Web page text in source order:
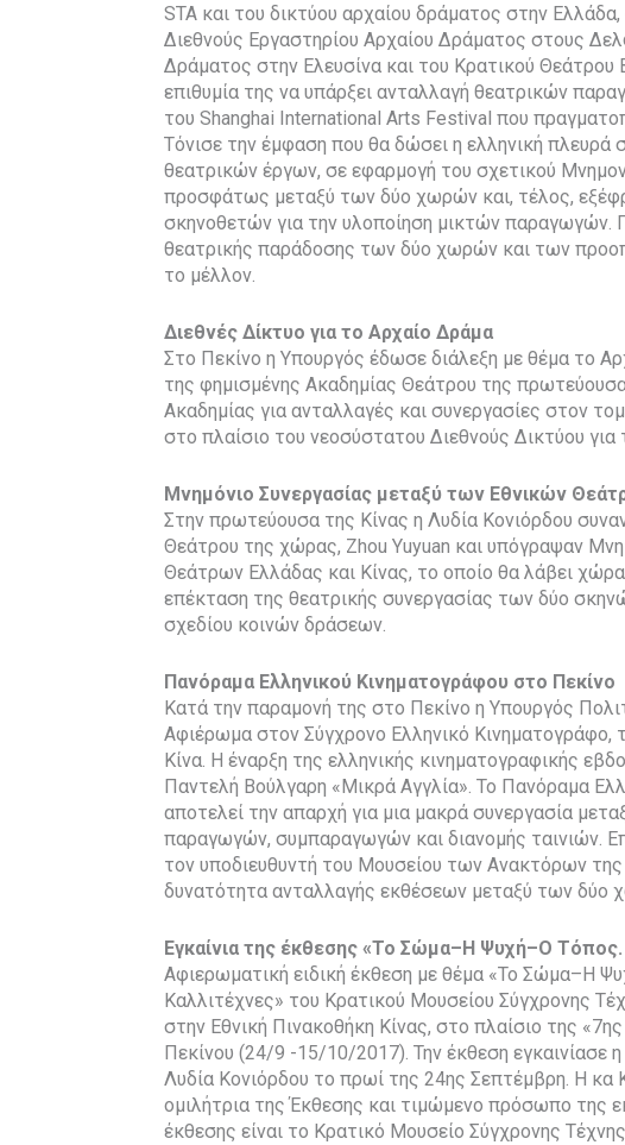
STA και του δικτύου αρχαίου δράματος στην
Διεθνούς Εργαστηρίου Αρχαίου Δράματος στους
Δράματος στην Ελευσίνα και του Κρατικού
επιθυμία της να υπάρξει ανταλλαγή θεατρικών
του Shanghai International Arts Festival που
Τόνισε την έμφαση που θα δώσει η ελληνική πλευρά
θεατρικών έργων, σε εφαρμογή του σχετικού
προσφάτως μεταξύ των δύο χωρών και, τέλος,
σκηνοθετών για την υλοποίηση μικτών παραγωγών.
θεατρικής παράδοσης των δύο χωρών και των
το μέλλον.
Διεθνές Δίκτυο για το Αρχαίο Δράμα
Στο Πεκίνο η Υπουργός έδωσε διάλεξη με θέμα το
της φημισμένης Ακαδημίας Θεάτρου της
Ακαδημίας για ανταλλαγές και συνεργασίες στον
στο πλαίσιο του νεοσύστατου Διεθνούς Δικτύου
Μνημόνιο Συνεργασίας μεταξύ των Εθνικών
Στην πρωτεύουσα της Κίνας η Λυδία Κονιόρδου
Θεάτρου της χώρας, Zhou Yuyuan και υπόγραψαν
Θεάτρων Ελλάδας και Κίνας, το οποίο θα λάβει
επέκταση της θεατρικής συνεργασίας των δύο
σχεδίου κοινών δράσεων.
Πανόραμα Ελληνικού Κινηματογράφου στο Πεκίνο
Κατά την παραμονή της στο Πεκίνο η Υπουργός
Αφιέρωμα στον Σύγχρονο Ελληνικό Κινηματογράφο,
Κίνα. Η έναρξη της ελληνικής κινηματογραφικής
Παντελή Βούλγαρη «Μικρά Αγγλία». Το Πανόραμα
αποτελεί την απαρχή για μια μακρά συνεργασία
παραγωγών, συμπαραγωγών και διανομής ταινιών.
τον υποδιευθυντή του Μουσείου των Ανακτόρων
δυνατότητα ανταλλαγής εκθέσεων μεταξύ των δύο
Εγκαίνια της έκθεσης «Το Σώμα–Η Ψυχή–Ο Τόπος.
Αφιερωματική ειδική έκθεση με θέμα «Το Σώμα–Η
Καλλιτέχνες» του Κρατικού Μουσείου Σύγχρονης
στην Εθνική Πινακοθήκη Κίνας, στο πλαίσιο της
Πεκίνου (24/9 -15/10/2017). Την έκθεση εγκαινίασε
Λυδία Κονιόρδου το πρωί της 24ης Σεπτέμβρη. Η κα
ομιλήτρια της Έκθεσης και τιμώμενο πρόσωπο της
έκθεσης είναι το Κρατικό Μουσείο Σύγχρονης